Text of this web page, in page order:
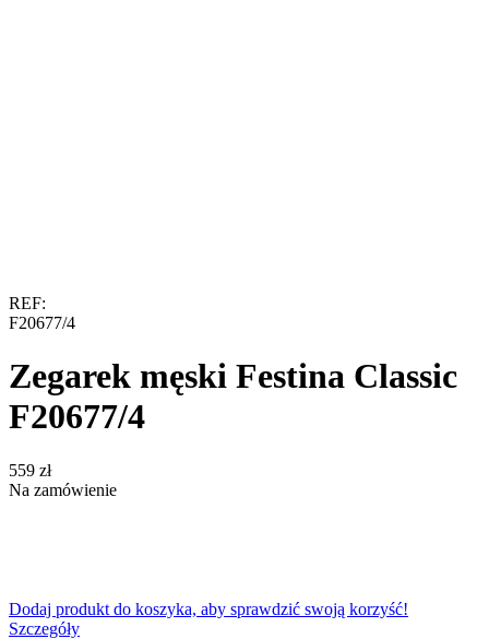
REF:
F20677/4
Zegarek męski Festina Classic
F20677/4
‍559‍ zł
Na zamówienie
Dodaj produkt do koszyka, aby sprawdzić swoją korzyść!
Szczegóły